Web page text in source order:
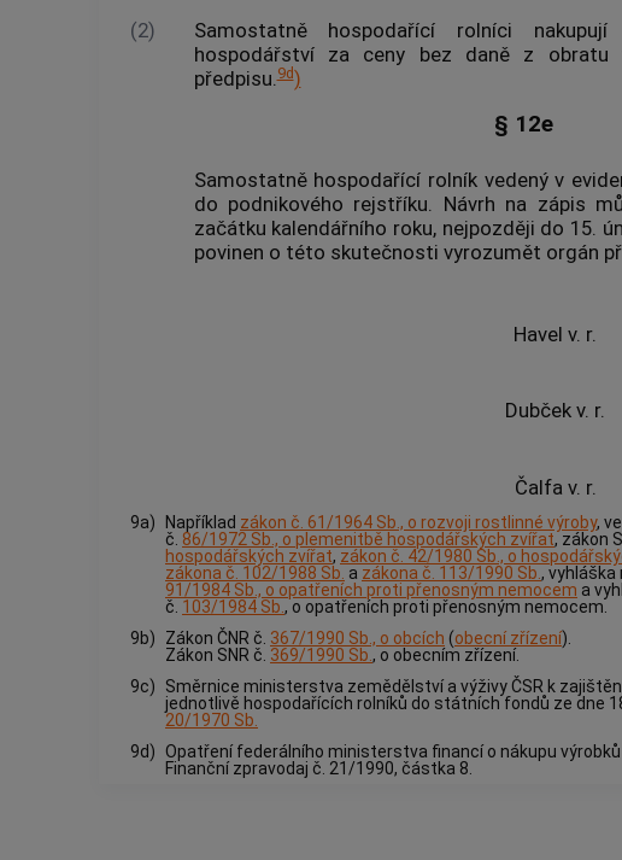
(2)
Samostatně hospodařící rolníci
hospodářství za ceny bez daně z obratu
předpisu.9d)
§ 12e
Samostatně hospodařící rolník vedený v
do podnikového rejstříku. Návrh na zápis
začátku kalendářního roku, nejpozději do 15.
povinen o této skutečnosti vyrozumět orgán
Havel v. r.
Dubček v. r.
Čalfa v. r.
9a) Například zákon č. 61/1964 Sb., o rozvoji rostlinné výroby,
č. 86/1972 Sb., o plemenitbě hospodářských zvířat, zákon
hospodářských zvířat, zákon č. 42/1980 Sb., o
zákona č. 102/1988 Sb. a zákona č. 113/1990 Sb.,
91/1984 Sb., o opatřeních proti přenosným nemocem a
č. 103/1984 Sb., o opatřeních proti přenosným nemocem.
9b)
Zákon ČNR č. 367/1990 Sb., o obcích (obecní zřízení).
Zákon SNR č. 369/1990 Sb., o obecním zřízení.
9c)
Směrnice ministerstva zemědělství a výživy ČSR k
jednotlivě hospodařících rolníků do státních fondů ze dne
20/1970 Sb.
9d) Opatření federálního ministerstva financí o nákupu
Finanční zpravodaj č. 21/1990, částka 8.